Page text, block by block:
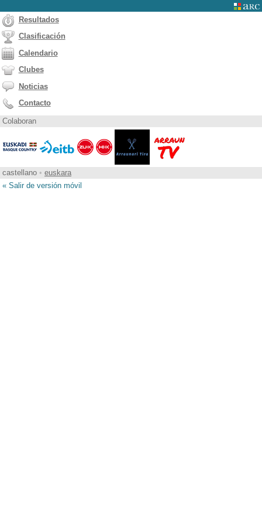
Resultados
Clasificación
Calendario
Clubes
Noticias
Contacto
Colaboran
castellano • euskara
« Salir de versión móvil